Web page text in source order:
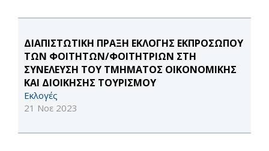
ΔΙΑΠΙΣΤΩΤΙΚΗ ΠΡΑΞΗ ΕΚΛΟΓΗΣ ΕΚΠΡΟΣΩΠΟΥ
ΤΩΝ ΦΟΙΤΗΤΩΝ/ΦΟΙΤΗΤΡΙΩΝ ΣΤΗ
ΣΥΝΕΛΕΥΣΗ ΤΟΥ ΤΜΗΜΑΤΟΣ ΟΙΚΟΝΟΜΙΚΗΣ
ΚΑΙ ΔΙΟΙΚΗΣΗΣ ΤΟΥΡΙΣΜΟΥ
Εκλογές
21 Νοε 2023